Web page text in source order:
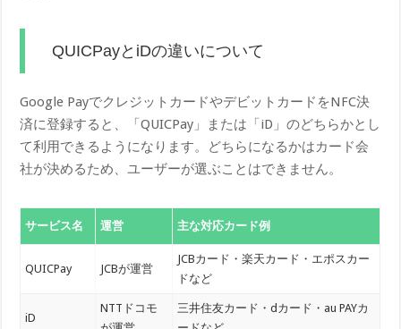
QUICPayとiDの違いについて
Google PayでクレジットカードやデビットカードをNFC決
済に登録すると、「QUICPay」または「iD」のどちらかとし
て利用できるようになります。どちらになるかはカード会
社が決めるため、ユーザーが選ぶことはできません。
サービス名 運営 主な対応カード例
QUICPay JCBが運営
JCBカード・楽天カード・エポスカー
ドなど
iD
NTTドコモ
三井住友カード・dカード・au PAYカ